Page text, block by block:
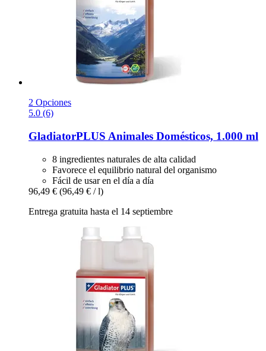
2 Opciones
5.0 (6)
GladiatorPLUS Animales Domésticos, 1.000 ml
8 ingredientes naturales de alta calidad
Favorece el equilibrio natural del organismo
Fácil de usar en el día a día
96,49 € (96,49 € / l)
Entrega gratuita hasta el 14 septiembre